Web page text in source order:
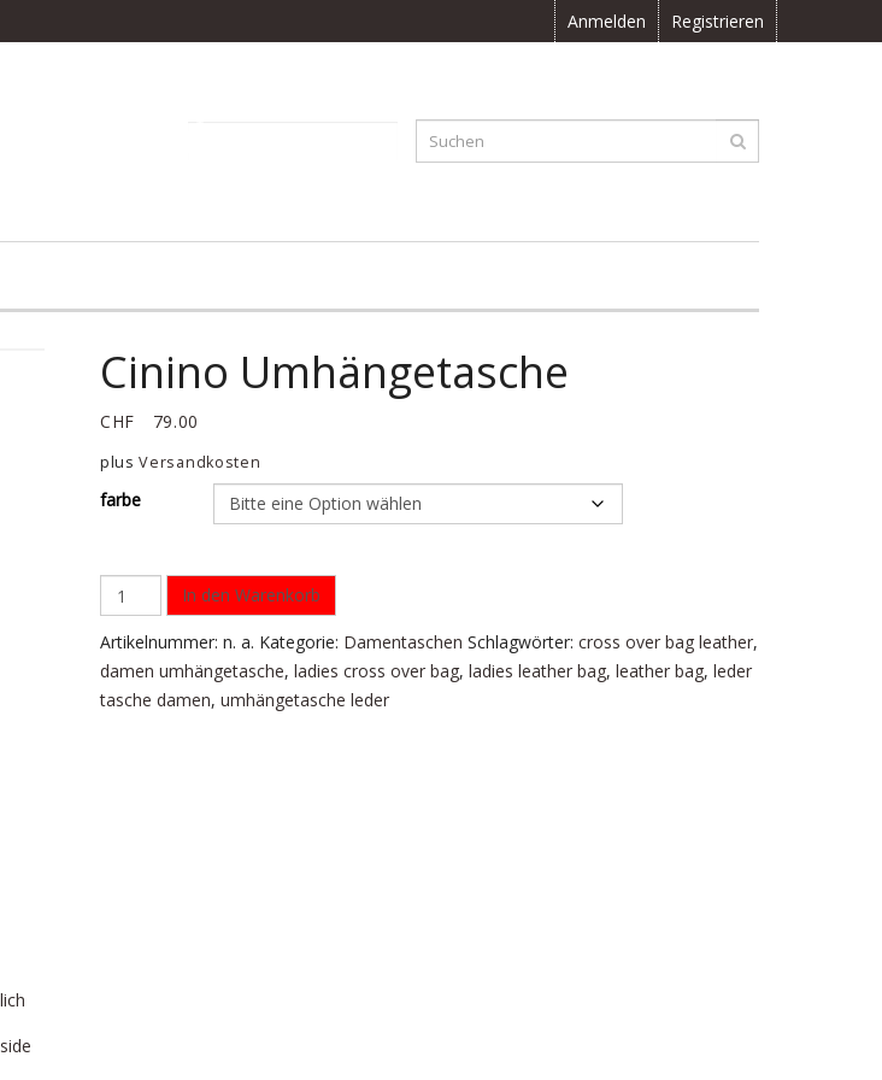
Anmelden Registrieren
Cinino Umhängetasche
CHF 79.00
plusVersandkosten
farbe
In den Warenkorb
Artikelnummer: n. a. Kategorie: Damentaschen Schlagwörter: cross over bag leather,
damen umhängetasche, ladies cross over bag, ladies leather bag, leather bag, leder
tasche damen, umhängetasche leder